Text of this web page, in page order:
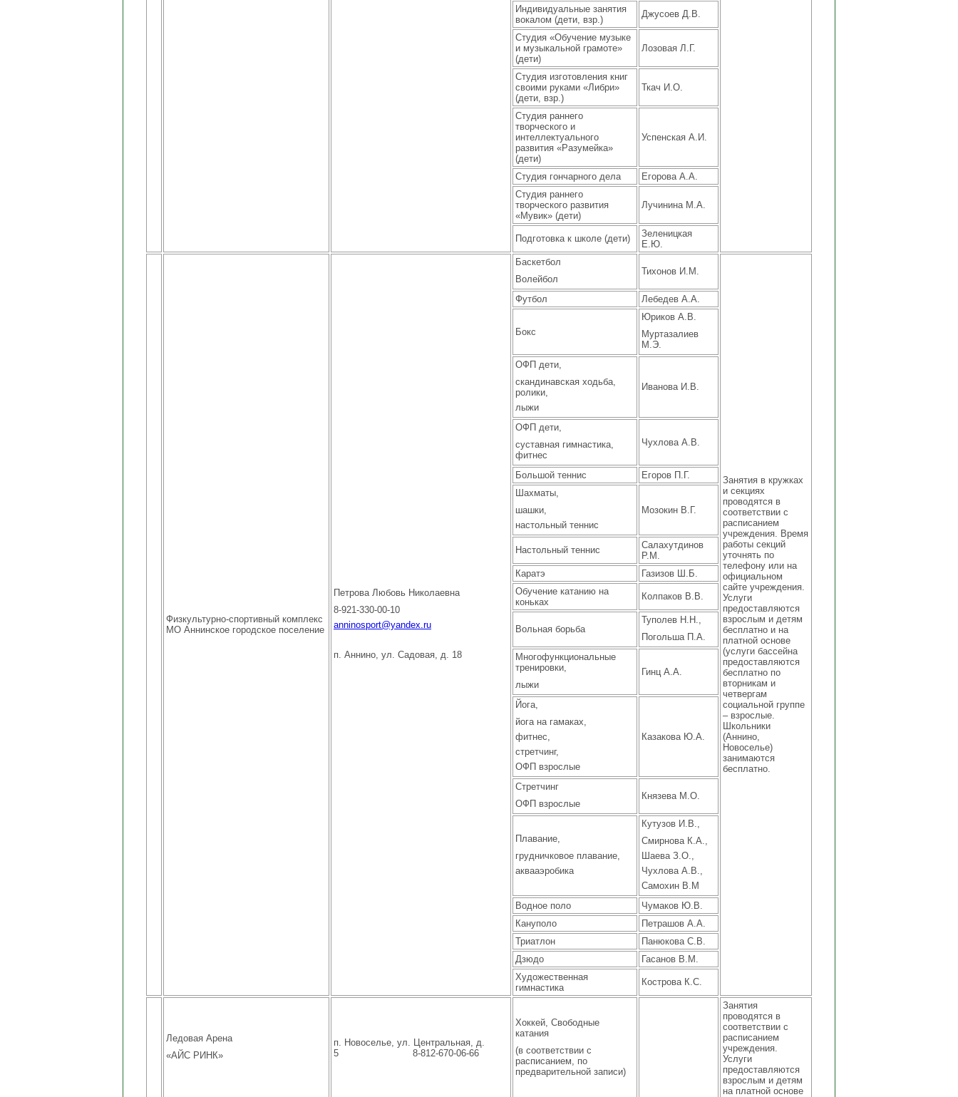
Индивидуальные занятия
вокалом (дети, взр.)
Джусоев Д.В.
Студия «Обучение музыке
и музыкальной грамоте»
(дети)
Лозовая Л.Г.
Студия изготовления книг
своими руками «Либри»
(дети, взр.)
Ткач И.О.
Студия раннего
творческого и
интеллектуального
развития «Разумейка»
(дети)
Успенская А.И.
Студия гончарного дела
Егорова А.А.
Студия раннего
творческого развития
«Мувик» (дети)
Лучинина М.А.
Подготовка к школе (дети)
Зеленицкая
Е.Ю.
Физкультурно-спортивный комплекс
МО Аннинское городское поселение
Петрова Любовь Николаевна
8-921-330-00-10
anninosport@yandex.ru
п. Аннино, ул. Садовая, д. 18
Баскетбол
Волейбол
Тихонов И.М.
Занятия в кружках
и секциях
проводятся в
соответствии с
расписанием
учреждения. Время
работы секций
уточнять по
телефону или на
официальном
сайте учреждения.
Услуги
предоставляются
взрослым и детям
бесплатно и на
платной основе
(услуги бассейна
предоставляются
бесплатно по
вторникам и
четвергам
социальной группе
– взрослые.
Школьники
(Аннино,
Новоселье)
занимаются
бесплатно.
Футбол Лебедев А.А.
Бокс
Юриков А.В.
Муртазалиев
М.Э.
ОФП дети,
скандинавская ходьба,
ролики,
лыжи
Иванова И.В.
ОФП дети,
суставная гимнастика,
фитнес
Чухлова А.В.
Большой теннис
Егоров П.Г.
Шахматы,
шашки,
настольный теннис
Мозокин В.Г.
Настольный теннис
Салахутдинов
Р.М.
Каратэ
Газизов Ш.Б.
Обучение катанию на
коньках
Колпаков В.В.
Вольная борьба
Туполев Н.Н.,
Погольша П.А.
Многофункциональные
тренировки,
лыжи
Гинц А.А.
Йога,
йога на гамаках,
фитнес,
стретчинг,
ОФП взрослые
Казакова Ю.А.
Стретчинг
ОФП взрослые
Князева М.О.
Плавание,
грудничковое плавание,
аквааэробика
Кутузов И.В.,
Смирнова К.А.,
Шаева З.О.,
Чухлова А.В.,
Самохин В.М
Водное поло
Чумаков Ю.В.
Кануполо
Петрашов А.А.
Триатлон
Панюкова С.В.
Дзюдо
Гасанов В.М.
Художественная
гимнастика
Кострова К.С.
Ледовая Арена
«АЙС РИНК»
п. Новоселье, ул. Центральная, д.
5 8-812-670-06-66
Хоккей, Свободные
катания
(в соответствии с
расписанием, по
предварительной записи)
Занятия
проводятся в
соответствии с
расписанием
учреждения.
Услуги
предоставляются
взрослым и детям
на платной основе